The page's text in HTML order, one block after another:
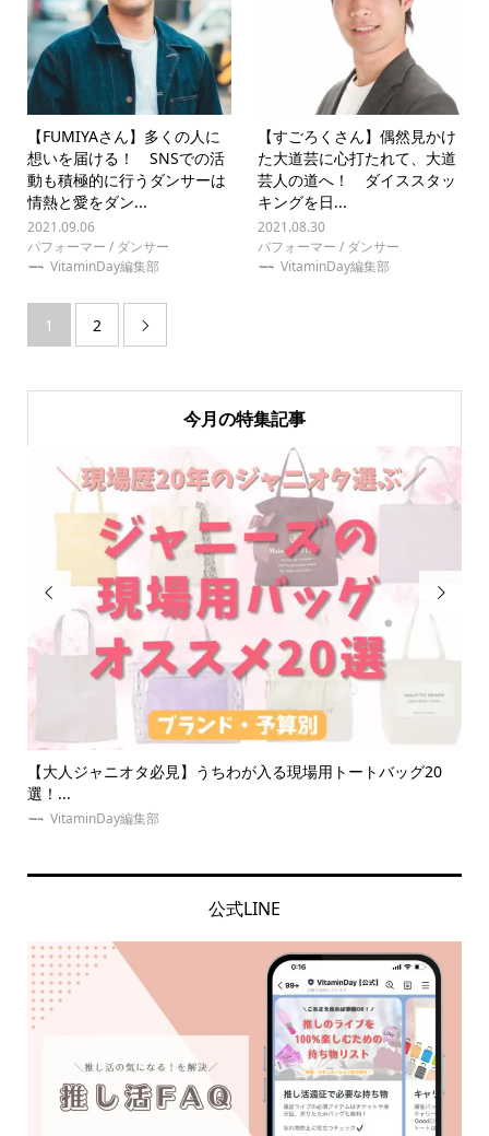
【FUMIYAさん】多くの人に
想いを届ける！ SNSでの活
動も積極的に行うダンサーは
情熱と愛をダン...
2021.09.06
パフォーマー / ダンサー
VitaminDay編集部
【すごろくさん】偶然見かけ
た大道芸に心打たれて、大道
芸人の道へ！ ダイススタッ
キングを日...
2021.08.30
パフォーマー / ダンサー
VitaminDay編集部
1 2 
今月の特集記事

ちわが入る現場用トートバッグ20
【体験談】夜行バスで遠征！

公式LINE